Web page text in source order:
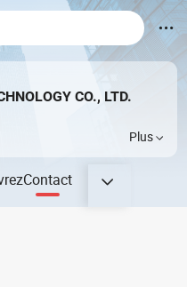
CO., LTD.
Plus
Contact